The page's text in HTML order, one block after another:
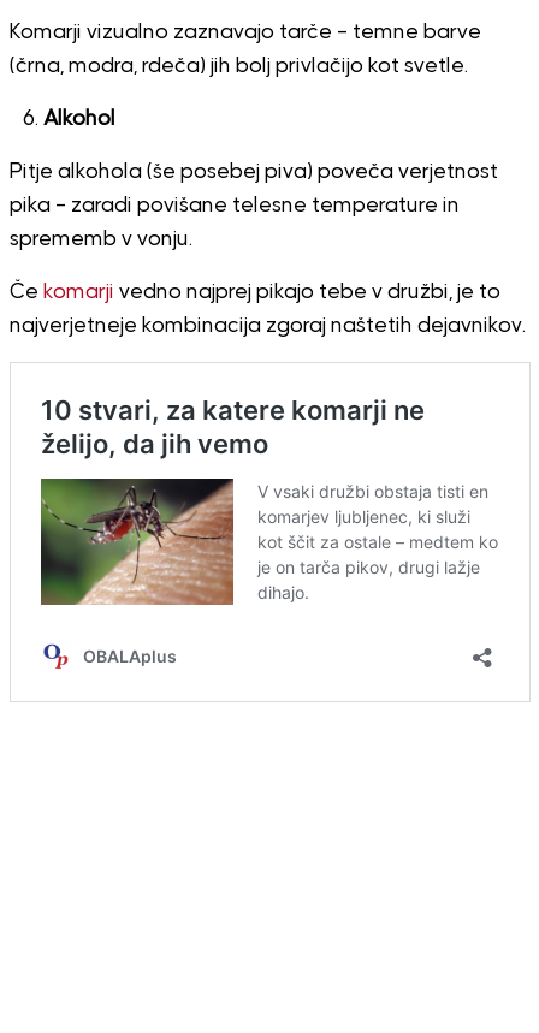
Komarji vizualno zaznavajo tarče – temne barve
(črna, modra, rdeča) jih bolj privlačijo kot svetle.
Alkohol
Pitje alkohola (še posebej piva) poveča verjetnost
pika – zaradi povišane telesne temperature in
sprememb v vonju.
Če komarji vedno najprej pikajo tebe v družbi, je to
najverjetneje kombinacija zgoraj naštetih dejavnikov.